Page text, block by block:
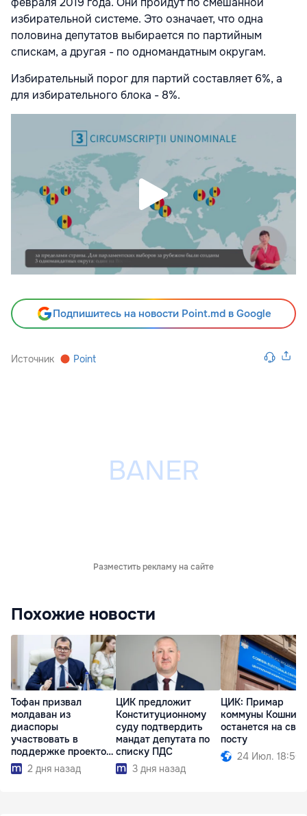
избирательной системе. Это означает, что одна
половина депутатов выбирается по партийным
спискам, а другая - по одномандатным округам.
Избирательный порог для партий составляет 6%, а
для избирательного блока - 8%.
Подпишитесь на новости Point.md в Google
Источник Point
Разместить рекламу на сайте
Похожие новости
Тофан призвал
молдаван из
диаспоры
участвовать в
поддержке проектов
развития страны
2 дня назад
ЦИК предложит
Конституционному
суду подтвердить
мандат депутата по
списку ПДС
3 дня назад
ЦИК: Примар
коммуны
останется на
посту
24 Июл. 18:50